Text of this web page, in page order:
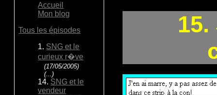
Accueil
Mon blog
Tous les épisodes
1. SNG et le
curieux r�ve
(17/05/2005)
(...)
14. SNG et le
vendeur